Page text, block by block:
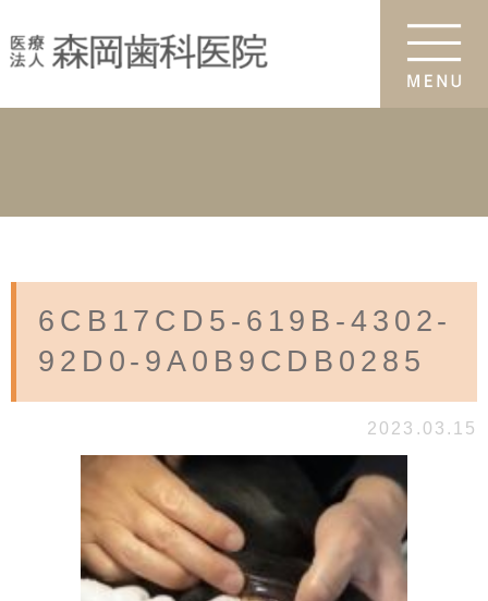
6CB17CD5-619B-4302-
92D0-9A0B9CDB0285
2023.03.15